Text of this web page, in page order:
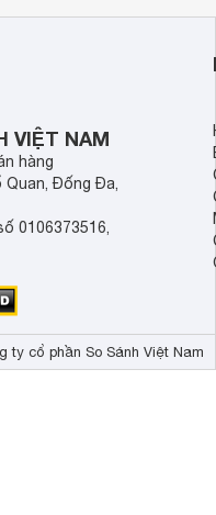
VIỆT NAM
hàng
Quan, Đống Đa,
0106373516,
ty cổ phần So Sánh Việt Nam